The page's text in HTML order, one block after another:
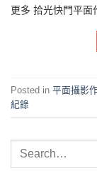
更多 拾光快門平面
Posted in 平⾯攝影
紀錄